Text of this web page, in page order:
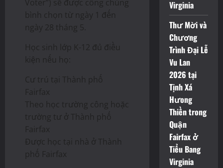
Voter”) sẽ được công chúng
bình chọn từ ngày 1 đến
ngày 28 tháng 5.
Học sinh lớp K-12 đủ điều
kiện nếu họ:
Cư trú tại Thành phố
Fairfax
Theo học trường công hoặc
trường tư ở Thành phố
Fairfax
Được học tại nhà ở Thành
phố Fairfax
Virginia
Thư Mời và
Chương
Trình Đại Lễ
Vu Lan
2026 tại
Tịnh Xá
Hưong
Thiền trong
Quận
Fairfax ở
Tiểu Bang
Virginia